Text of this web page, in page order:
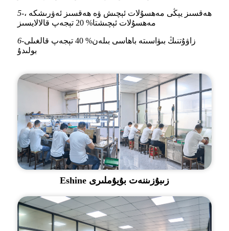
5-ھەقسىز يېڭى مەھسۇلات ئېچىش ۋە ھەقسىز ئەۋرىشكە ،
مەھسۇلات ئېچىشتا% 20 تېجەپ قالالايسىز
6-زاۋۇتنىڭ بىۋاسىتە باھاسى بىلەن% 40 تېجەپ قالغىلى
بولىدۇ
Eshine زىبۇزىننەت بۇيۇملىرى